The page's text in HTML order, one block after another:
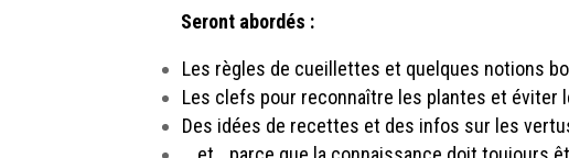
Seront abordés :
Les règles de cueillettes et quelques notions
Les clefs pour reconnaître les plantes et éviter
Des idées de recettes et des infos sur les